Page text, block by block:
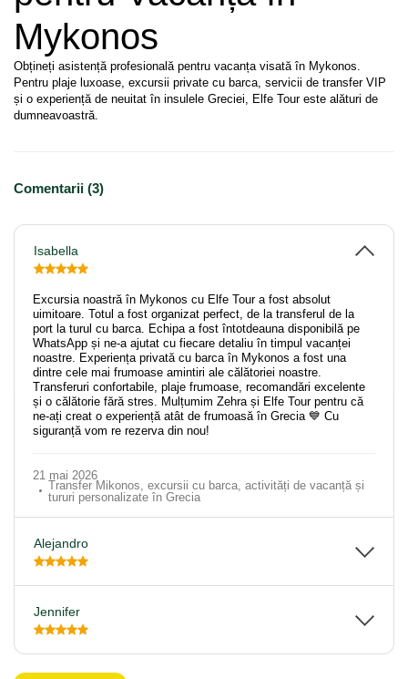
Mykonos
Obțineți asistență profesională pentru vacanța visată în Mykonos.
Pentru plaje luxoase, excursii private cu barca, servicii de transfer VIP
și o experiență de neuitat în insulele Greciei, Elfe Tour este alături de
dumneavoastră.
Comentarii (3)
Isabella
Excursia noastră în Mykonos cu Elfe Tour a fost absolut
uimitoare. Totul a fost organizat perfect, de la transferul de la
port la turul cu barca. Echipa a fost întotdeauna disponibilă pe
WhatsApp și ne-a ajutat cu fiecare detaliu în timpul vacanței
noastre. Experiența privată cu barca în Mykonos a fost una
dintre cele mai frumoase amintiri ale călătoriei noastre.
Transferuri confortabile, plaje frumoase, recomandări excelente
și o călătorie fără stres. Mulțumim Zehra și Elfe Tour pentru că
ne-ați creat o experiență atât de frumoasă în Grecia 💙 Cu
siguranță vom re rezerva din nou!
21 mai 2026
Transfer Mikonos, excursii cu barca, activități de vacanță și
tururi personalizate în Grecia
Alejandro
Jennifer